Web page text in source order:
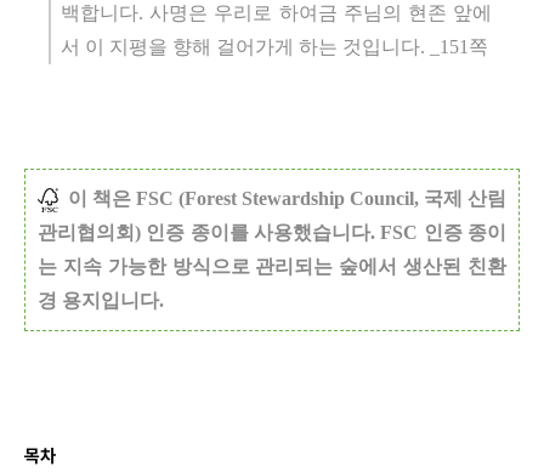
백합니다. 사명은 우리로 하여금 주님의 현존 앞에
서 이 지평을 향해 걸어가게 하는 것입니다. _151 쪽
이 책은 FSC (Forest Stewardship Council, 국제 산림
관리협의회) 인증 종이를 사용했습니다. FSC 인증 종이
는 지속 가능한 방식으로 관리되는 숲에서 생산된 친환
경 용지입니다.
목차